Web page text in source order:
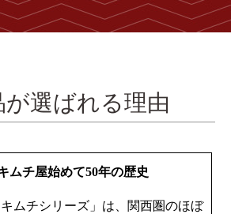
が選ばれる理由
ムチ屋始めて50年の歴史
キムチシリーズ」は、関西圏のほぼ